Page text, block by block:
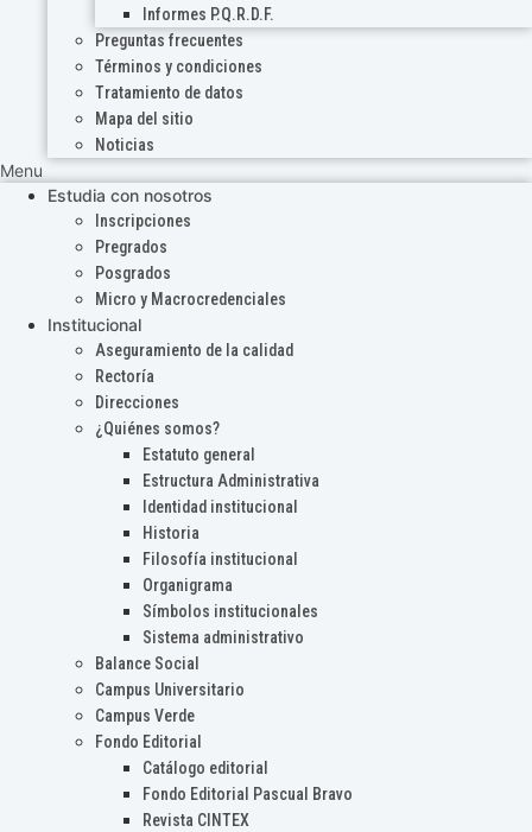
Informes P.Q.R.D.F.
Preguntas frecuentes
Términos y condiciones
Tratamiento de datos
Mapa del sitio
Noticias
Menu
Estudia con nosotros
Inscripciones
Pregrados
Posgrados
Micro y Macrocredenciales
Institucional
Aseguramiento de la calidad
Rectoría
Direcciones
¿Quiénes somos?
Estatuto general
Estructura Administrativa
Identidad institucional
Historia
Filosofía institucional
Organigrama
Símbolos institucionales
Sistema administrativo
Balance Social
Campus Universitario
Campus Verde
Fondo Editorial
Catálogo editorial
Fondo Editorial Pascual Bravo
Revista CINTEX